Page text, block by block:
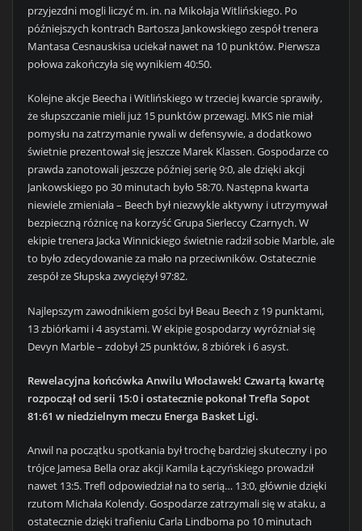
przyjezdni mogli liczyć m. in. na Mikołaja Witlińskiego. Po
późniejszych kontrach Bartosza Jankowskiego zespół trenera
Mantasa Cesnauskisa uciekał nawet na 10 punktów. Pierwsza
połowa zakończyła się wynikiem 40:50.
Kolejne akcje Beecha i Witlińskiego w trzeciej kwarcie sprawiły,
że słupszczanie mieli już 15 punktów przewagi. MKS nie miał
pomysłu na zatrzymanie rywali w defensywie, a dodatkowo
świetnie prezentował się jeszcze Marek Klassen. Gospodarze co
prawda zanotowali jeszcze później serię 9:0, ale dzięki akcji
Jankowskiego po 30 minutach było 58:70. Następna kwarta
niewiele zmieniała – Beech był niezwykle aktywny i utrzymywał
bezpieczną różnicę na korzyść Grupa Sierleccy Czarnych. W
ekipie trenera Jacka Winnickiego świetnie radził sobie Marble, ale
to było zdecydowanie za mało na przeciwników. Ostatecznie
zespół ze Słupska zwyciężył 97:82.
Najlepszym zawodnikiem gości był Beau Beech z 19 punktami,
13 zbiórkami i 4 asystami. W ekipie gospodarzy wyróżniał się
Devyn Marble – zdobył 25 punktów, 8 zbiórek i 6 asyst.
Rewelacyjna końcówka Anwilu Włocławek! Czwartą kwartę
rozpoczął od serii 15:0 i ostatecznie pokonał Trefla Sopot
81:61 w niedzielnym meczu Energa Basket Ligi.
Anwil na początku spotkania był trochę bardziej skuteczny i po
trójce Jamesa Bella oraz akcji Kamila Łączyńskiego prowadził
nawet 13:5. Trefl odpowiedział na to serią… 13:0, głównie dzięki
rzutom Michała Kolendy. Gospodarze zatrzymali się w ataku, a
ostatecznie dzięki trafieniu Carla Lindboma po 10 minutach